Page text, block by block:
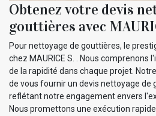
Obtenez votre devis
gouttières avec
Pour nettoyage de gouttières, le
chez MAURICE S. . Nous comprenons
de la rapidité dans chaque projet.
de vous fournir un devis nettoyage de
reflétant notre engagement envers
Nous promettons une exécution